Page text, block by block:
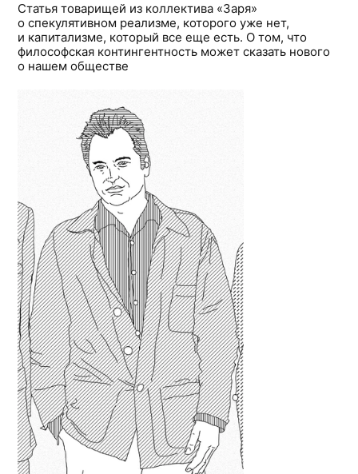
Статья товарищей из коллектива «Заря»
о спекулятивном реализме, которого уже нет,
и капитализме, который все еще есть. О том, что
философская контингентность может сказать нового
о нашем обществе